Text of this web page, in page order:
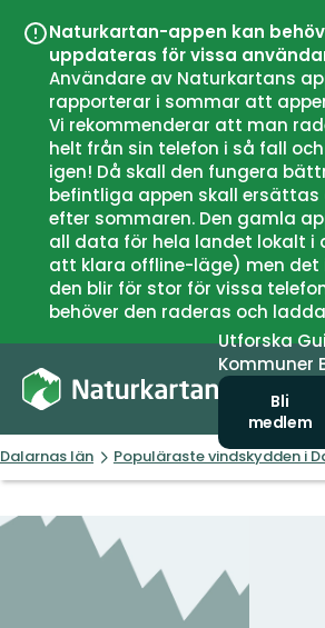
Naturkartan-appen kan
uppdateras för vissa
Användare av Naturkartans
rapporterar i sommar att
Vi rekommenderar att man
helt från sin telefon i så fall
igen! Då skall den fungera
befintliga appen skall ersättas
efter sommaren. Den gamla
all data för hela landet lokalt i
att klara offline-läge) men det
den blir för stor för vissa
behöver den raderas och
Utforska
Kommuner
Bli
medlem
Dalarnas län Populäraste vindskydden i